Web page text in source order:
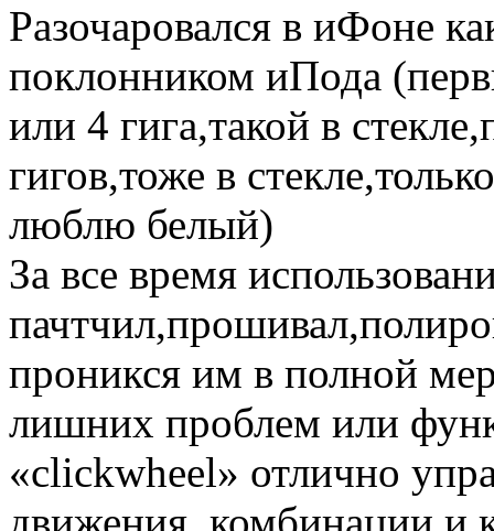
Разочаровался в иФоне
поклонником иПода
или 4 гига,такой в
гигов,тоже в
люблю белый)
За все время
проникся им в полной
лишних проблем или
«clickwheel» отлично
движения, комбинации и